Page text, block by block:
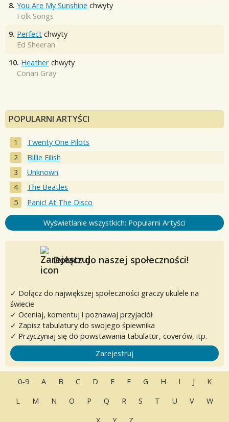
8. You Are My Sunshine chwyty
Folk Songs
9. Perfect chwyty
Ed Sheeran
10. Heather chwyty
Conan Gray
POPULARNI ARTYŚCI
Twenty One Pilots
Billie Eilish
Unknown
The Beatles
Panic! At The Disco
Wyświetlanie wszystkich: Popularni Artyści
Dołącz do naszej społeczności!
✓ Dołącz do największej społeczności graczy ukulele na
świecie
✓ Oceniaj, komentuj i poznawaj przyjaciół
✓ Zapisz tabulatury do swojego śpiewnika
✓ Przyczyniaj się do powstawania tabulatur, coverów, itp.
Zarejestruj
0-9 A B C D E F G H I J
K
L
M N O P Q R S T U V
W